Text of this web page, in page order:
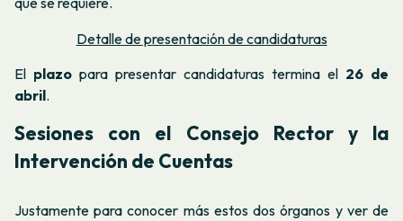
Detalle de presentación de candidaturas
El plazo para presentar candidaturas termina el 26 de
abril.
Sesiones con el Consejo Rector y la
Intervención de Cuentas
Justamente para conocer más estos dos órganos y ver de